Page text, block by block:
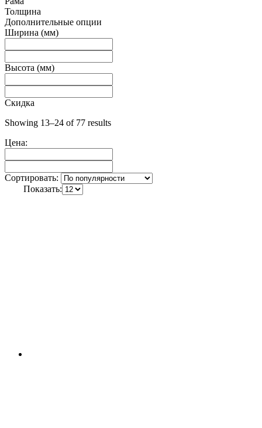
Толщина
Дополнительные опции
Ширина (мм)
Высота (мм)
Скидка
Showing 13–24 of 77 results
Цена:
Сортировать:
Показать: